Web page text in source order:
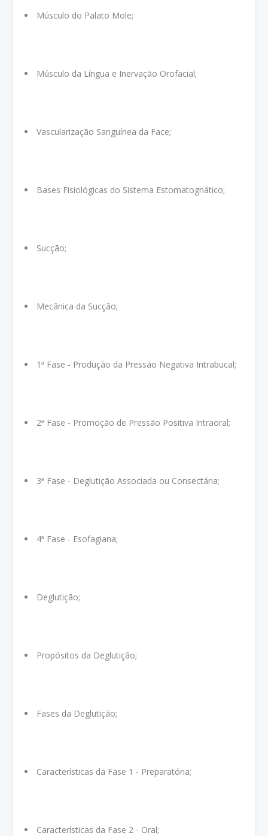
Músculo do Palato Mole;
Músculo da Língua e Inervação Orofacial;
Vascularização Sanguínea da Face;
Bases Fisiológicas do Sistema Estomatognático;
Sucção;
Mecânica da Sucção;
1ª Fase - Produção da Pressão Negativa Intrabucal;
2ª Fase - Promoção de Pressão Positiva Intraoral;
3ª Fase - Deglutição Associada ou Consectária;
4ª Fase - Esofagiana;
Deglutição;
Propósitos da Deglutição;
Fases da Deglutição;
Características da Fase 1 - Preparatória;
Características da Fase 2 - Oral;